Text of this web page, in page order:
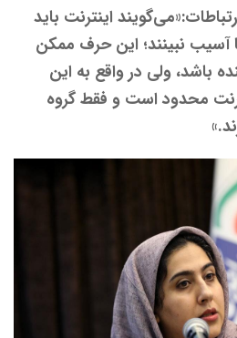
اینترنت باید
آسیب نبینند؛ این حرف ممکن
باشد، ولی در واقع به این
محدود است و فقط گروه